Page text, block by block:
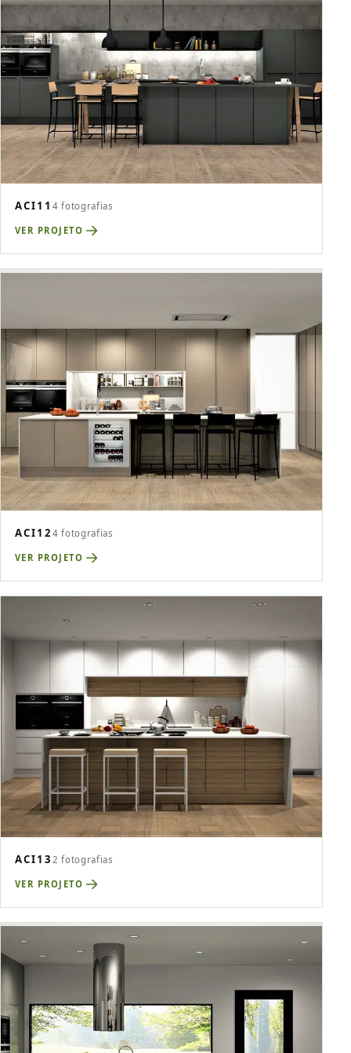
ACI11 4 fotografias
VER PROJETO
ACI12 4 fotografias
VER PROJETO
ACI13 2 fotografias
VER PROJETO